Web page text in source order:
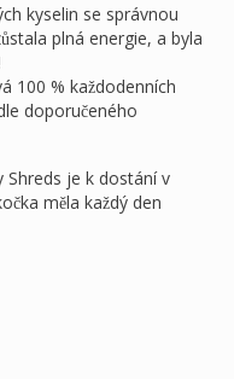
kyselin se správnou
plná energie, a byla
100 % každodenních
doporučeného
Shreds je k dostání v
měla každý den